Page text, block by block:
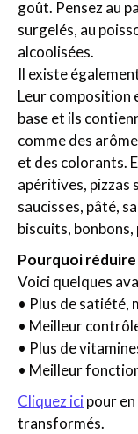
goût. Pensez au
surgelés, au
alcoolisées.
Il existe
Leur composition
base et ils
comme des
et des colorants.
apéritives, pizzas
saucisses, pâté,
biscuits,
Pourquoi
Voici quelques
• Plus de satiété,
• Meilleur
• Plus de
• Meilleur
Cliquez icipour
transformés.